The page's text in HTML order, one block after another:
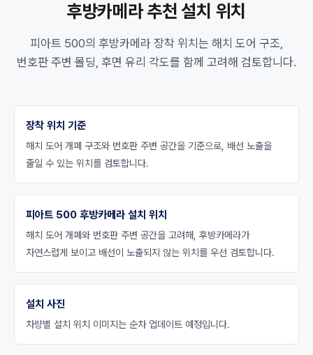
후방카메라 추천 설치 위치
피아트 500의 후방카메라 장착 위치는 해치 도어 구조,
번호판 주변 몰딩, 후면 유리 각도를 함께 고려해 검토합니다.
장착 위치 기준
해치 도어 개폐 구조와 번호판 주변 공간을 기준으로, 배선 노출을
줄일 수 있는 위치를 검토합니다.
피아트 500 후방카메라 설치 위치
해치 도어 개폐와 번호판 주변 공간을 고려해, 후방카메라가
자연스럽게 보이고 배선이 노출되지 않는 위치를 우선 검토합니다.
설치 사진
차량별 설치 위치 이미지는 순차 업데이트 예정입니다.